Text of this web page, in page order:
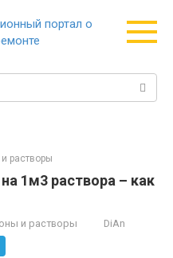
растворы
1м3 раствора – как
и растворы DiAn